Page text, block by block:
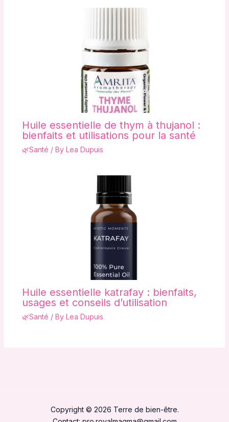
Huile essentielle de thym à thujanol :
bienfaits et utilisations pour la santé
🌿Santé / By Lea Dupuis
Huile essentielle katrafay : bienfaits,
usages et conseils d’utilisation
🌿Santé / By Lea Dupuis
Copyright © 2026 Terre de bien-être.